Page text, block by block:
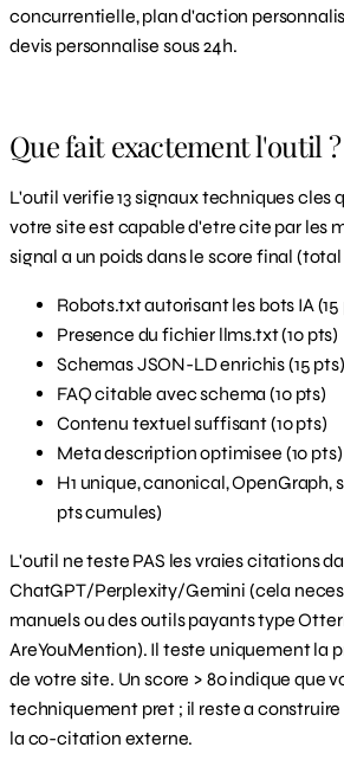
concurrentielle, plan d'action
devis personnalise sous 24h.
Que fait exactement l'outil ?
L'outil verifie 13 signaux techniques cles
votre site est capable d'etre cite par les
signal a un poids dans le score final (total
Robots.txt autorisant les bots IA (15
Presence du fichier llms.txt (10 pts)
Schemas JSON-LD enrichis (15 pts)
FAQ citable avec schema (10 pts)
Contenu textuel suffisant (10 pts)
Meta description optimisee (10 pts)
H1 unique, canonical, OpenGraph,
pts cumules)
L'outil ne teste PAS les vraies citations
ChatGPT/Perplexity/Gemini (cela
manuels ou des outils payants type
AreYouMention). Il teste uniquement la
de votre site. Un score > 80 indique que
techniquement pret ; il reste a
la co-citation externe.